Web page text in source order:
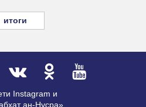
итоги
Instagram и
ан-Нусра»,